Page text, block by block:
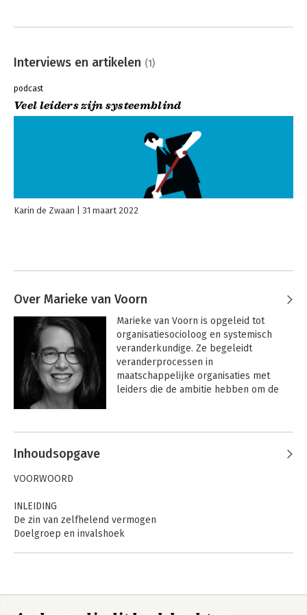
Interviews en artikelen (1)
podcast
Veel leiders zijn systeemblind
Karin de Zwaan 31 maart 2022
Over Marieke van Voorn
Marieke van Voorn is opgeleid tot
organisatiesocioloog en systemisch
veranderkundige. Ze begeleidt
veranderprocessen in
maatschappelijke organisaties met
leiders die de ambitie hebben om de
bevorderen.
Andere boeken door Marieke van
Voorn
Inhoudsopgave
VOORWOORD
INLEIDING
De zin van zelfhelend vermogen
Doelgroep en invalshoek